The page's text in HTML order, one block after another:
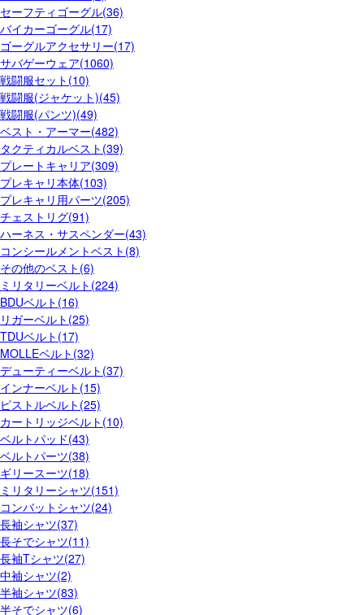
セーフティゴーグル(36)
バイカーゴーグル(17)
ゴーグルアクセサリー(17)
サバゲーウェア(1060)
戦闘服セット(10)
戦闘服(ジャケット)(45)
戦闘服(パンツ)(49)
ベスト・アーマー(482)
タクティカルベスト(39)
プレートキャリア(309)
プレキャリ本体(103)
プレキャリ用パーツ(205)
チェストリグ(91)
ハーネス・サスペンダー(43)
コンシールメントベスト(8)
その他のベスト(6)
ミリタリーベルト(224)
BDUベルト(16)
リガーベルト(25)
TDUベルト(17)
MOLLEベルト(32)
デューティーベルト(37)
インナーベルト(15)
ピストルベルト(25)
カートリッジベルト(10)
ベルトパッド(43)
ベルトパーツ(38)
ギリースーツ(18)
ミリタリーシャツ(151)
コンバットシャツ(24)
長袖シャツ(37)
長そでシャツ(11)
長袖Tシャツ(27)
中袖シャツ(2)
半袖シャツ(83)
半そでシャツ(6)